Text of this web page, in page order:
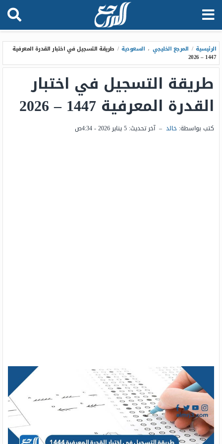
الرئيسية / المرجع الخليجي ، السعودية / طريقة التسجيل في اختبار القدرة المعرفية
1447 – 2026
طريقة التسجيل في اختبار
القدرة المعرفية 1447 – 2026
كتب بواسطة: خالد – آخر تحديث: 5 يناير 2026 - 4:34ص